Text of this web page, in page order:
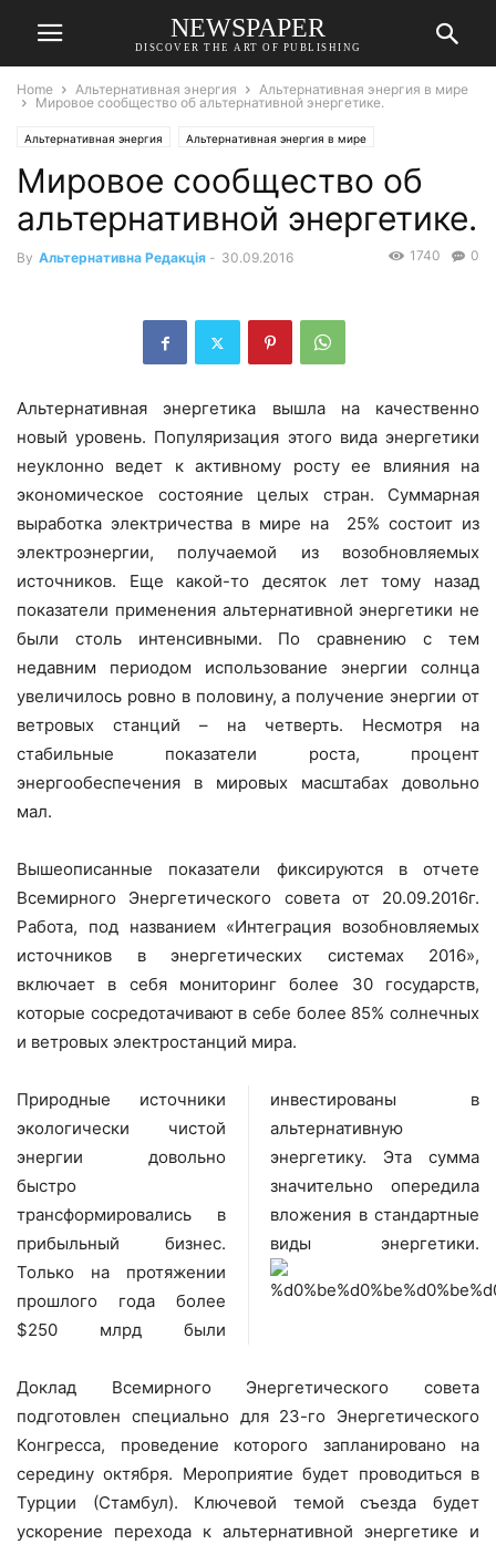
NEWSPAPER
DISCOVER THE ART OF PUBLISHING
Home Альтернативная энергия
Альтернативная энергия в мире
Мировое сообщество об альтернативной энергетике.
Альтернативная энергия Альтернативная энергия в мире
Мировое сообщество об
альтернативной энергетике.
By Альтернативна Редакція - 30.09.2016 0
1740
Альтернативная энергетика вышла на качественно
новый уровень. Популяризация этого вида энергетики
неуклонно ведет к активному росту ее влияния на
экономическое состояние целых стран. Суммарная
выработка электричества в мире на 25% состоит из
электроэнергии, получаемой из возобновляемых
источников. Еще какой-то десяток лет тому назад
показатели применения альтернативной энергетики не
были столь интенсивными. По сравнению с тем
недавним периодом использование энергии солнца
увеличилось ровно в половину, а получение энергии от
ветровых станций – на четверть. Несмотря на
стабильные показатели роста, процент
энергообеспечения в мировых масштабах довольно
мал.
Вышеописанные показатели фиксируются в отчете
Всемирного Энергетического совета от 20.09.2016г.
Работа, под названием «Интеграция возобновляемых
источников в энергетических системах 2016»,
включает в себя мониторинг более 30 государств,
которые сосредотачивают в себе более 85% солнечных
и ветровых электростанций мира.
Природные источники
экологически чистой
энергии довольно
быстро
трансформировались в
прибыльный бизнес.
Только на протяжении
прошлого года более
$250 млрд были
инвестированы в
альтернативную
энергетику. Эта сумма
значительно опередила
вложения в стандартные
виды энергетики.
Доклад Всемирного Энергетического совета
подготовлен специально для 23-го Энергетического
Конгресса, проведение которого запланировано на
середину октября. Мероприятие будет проводиться в
Турции (Стамбул). Ключевой темой съезда будет
ускорение перехода к альтернативной энергетике и